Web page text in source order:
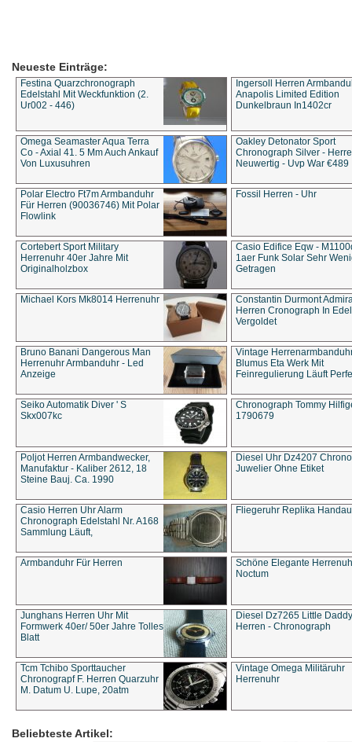
Neueste Einträge:
Festina Quarzchronograph
Edelstahl Mit Weckfunktion (2.
Ur002 - 446)
Ingersoll Herren
Anapolis Limited Edition
Dunkelbraun In1402cr
Omega Seamaster Aqua Terra
Co - Axial 41. 5 Mm Auch Ankauf
Von Luxusuhren
Oakley Detonator Sport
Chronograph Silver -
Neuwertig - Uvp War €489
Polar Electro Ft7m Armbanduhr
Für Herren (90036746) Mit Polar
Flowlink
Fossil Herren - Uhr
Cortebert Sport Military
Herrenuhr 40er Jahre Mit
Originalholzbox
Casio Edifice Eqw -
1aer Funk Solar Sehr
Getragen
Michael Kors Mk8014 Herrenuhr
Constantin Durmont
Herren Cronograph In
Vergoldet
Bruno Banani Dangerous Man
Herrenuhr Armbanduhr - Led
Anzeige
Vintage
Blumus Eta Werk Mit
Feinregulierung Läuft
Seiko Automatik Diver ' S
Skx007kc
Chronograph Tommy
1790679
Poljot Herren Armbandwecker,
Manufaktur - Kaliber 2612, 18
Steine Bauj. Ca. 1990
Diesel Uhr Dz4207
Juwelier Ohne Etiket
Casio Herren Uhr Alarm
Chronograph Edelstahl Nr. A168
Sammlung Läuft,
Fliegeruhr Replika
Armbanduhr Für Herren
Schöne Elegante
Noctum
Junghans Herren Uhr Mit
Formwerk 40er/ 50er Jahre Tolles
Blatt
Diesel Dz7265 Little Daddy
Herren - Chronograph
Tcm Tchibo Sporttaucher
Chronograpf F. Herren Quarzuhr
M. Datum U. Lupe, 20atm
Vintage Omega Militäruhr
Herrenuhr
Beliebteste Artikel: